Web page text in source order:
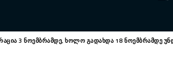
3 ნოემბრამდე, ხოლო გადახდა 18 ნოემბრამდე